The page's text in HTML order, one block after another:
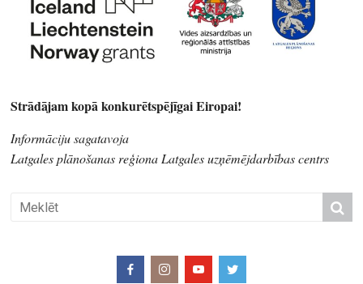
Strādājam kopā konkurētspējīgai Eiropai!
Informāciju sagatavoja
Latgales plānošanas reģiona Latgales uzņēmējdarbības centrs